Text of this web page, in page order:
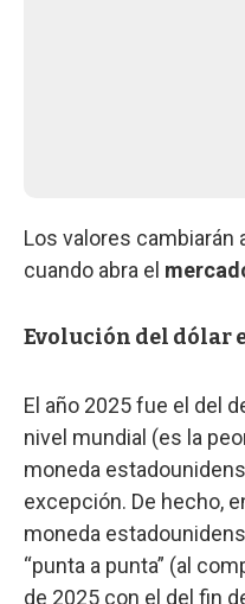
Los valores cambiarán
cuando abra el
Evolución del dólar
El año 2025 fue el del
nivel mundial (es la
moneda
excepción. De hecho,
moneda
“punta a punta” (al
de 2025 con el del fin